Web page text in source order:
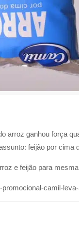
arroz ganhou força
feijão por
e feijão para mesma
camil-